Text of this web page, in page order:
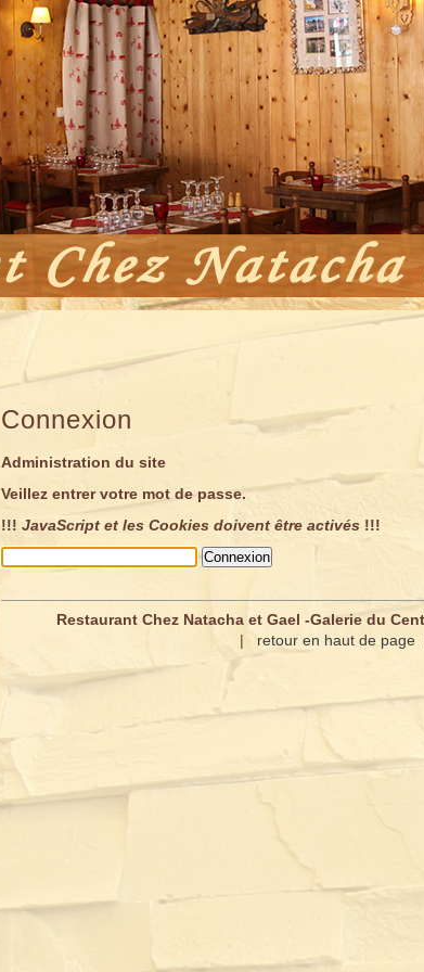
Connexion
Administration du site
Veillez entrer votre mot de passe.
!!! JavaScript et les Cookies doivent être activés !!!
Restaurant Chez Natacha et Gael -Galerie du
| retour en haut de page